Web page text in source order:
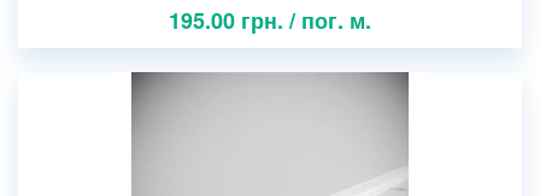
195.00 грн. / пог. м.